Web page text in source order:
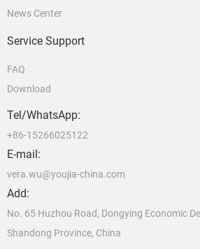
News Center
Service Support
FAQ
Download
Tel/WhatsApp:
+86-15266025122
E-mail:
vera.wu@youjia-china.com
Add:
No. 65 Huzhou Road, Dongying Economic
Shandong Province, China